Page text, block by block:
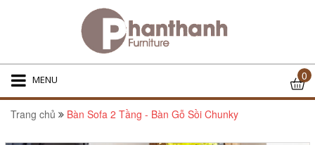
MENU 0
Trang chủ Bàn Sofa 2 Tầng - Bàn Gỗ Sồi Chunky